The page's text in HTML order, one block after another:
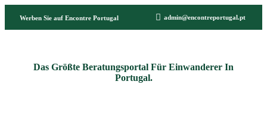
Werben Sie auf Encontre Portugal admin@encontreportugal.pt
Das Größte Beratungsportal Für Einwanderer In
Portugal.